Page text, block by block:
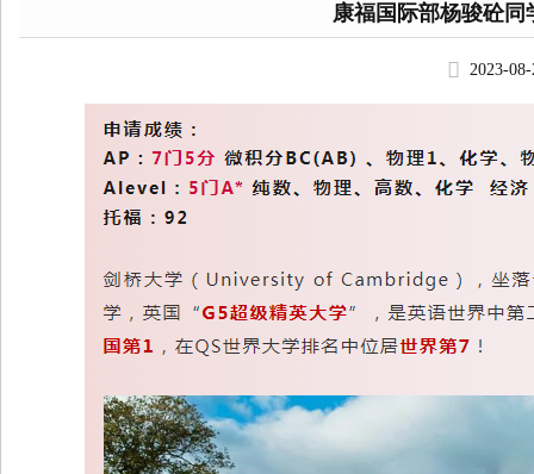
康福国际部杨骏砼
2023-